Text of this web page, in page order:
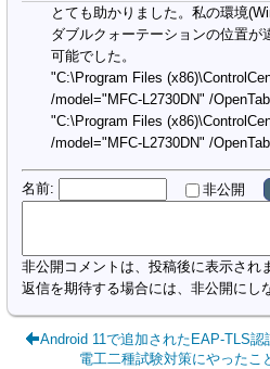
とても助かりました。私の環境
ダブルクォーテーションの位置が
可能でした。
"C:\Program Files
/model="MFC-L2730DN" /
"C:\Program Files
/model="MFC-L2730DN" /
名前: 非公開
非公開コメントは、投稿後に表示され
返信を期待する場合には、非公開にし
Android 11で追加されたEAP-TLS
電工二種試験対策にやったこ